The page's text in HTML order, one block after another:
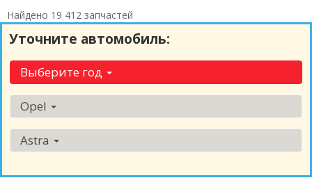
Найдено 19 412 запчастей
Уточните автомобиль:
Выберите год
Opel
Astra